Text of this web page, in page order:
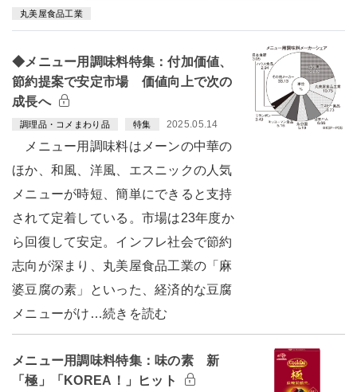
丸美屋食品工業
◆メニュー用調味料特集：付加価値、
節約提案で安定市場 価値向上で次の
成長へ
調理品・コメまわり品 特集 2025.05.14
メニュー用調味料はメーンの中華の
ほか、和風、洋風、エスニックの人気
メニューが時短、簡単にできると支持
されて定着している。市場は23年度か
ら回復して安定。インフレ社会で節約
志向が深まり、丸美屋食品工業の「麻
婆豆腐の素」といった、経済的な豆腐
メニューがけ…続きを読む
メニュー用調味料特集：味の素 新
「極」「KOREA！」ヒット